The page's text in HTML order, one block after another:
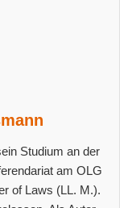
Studium an der
am OLG
of Laws (LL. M.).